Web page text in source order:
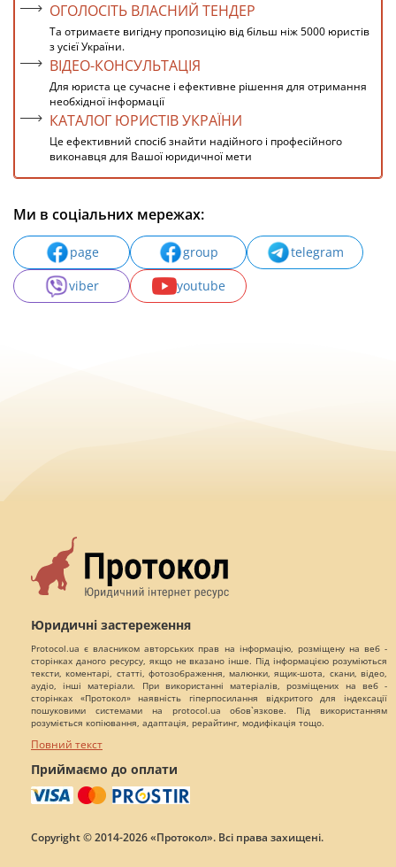
ОГОЛОСІТЬ ВЛАСНИЙ ТЕНДЕР
Та отримаєте вигідну пропозицію від більш ніж 5000 юристів
з усієї України.
ВІДЕО-КОНСУЛЬТАЦІЯ
Для юриста це сучасне і ефективне рішення для отримання
необхідної інформації
КАТАЛОГ ЮРИСТІВ УКРАЇНИ
Це ефективний спосіб знайти надійного і професійного
виконавця для Вашої юридичної мети
Ми в соціальних мережах:
page group
telegram
viber
youtube
Юридичні застереження
Protocol.ua є власником авторських прав на інформацію, розміщену на веб -
сторінках даного ресурсу, якщо не вказано інше. Під інформацією розуміються
тексти, коментарі, статті, фотозображення, малюнки, ящик-шота, скани, відео,
аудіо, інші матеріали. При використанні матеріалів, розміщених на веб -
сторінках «Протокол» наявність гіперпосилання відкритого для індексації
пошуковими системами на protocol.ua обов`язкове. Під використанням
розуміється копіювання, адаптація, рерайтинг, модифікація тощо.
Повний текст
Приймаємо до оплати
Copyright © 2014-2026 «Протокол». Всі права захищені.